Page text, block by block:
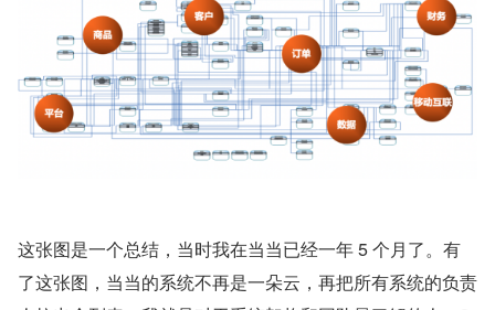
这张图是一个总结，当时我在当当已经一年 5 个月了。有
了这张图，当当的系统不再是一朵云，再把所有系统的负责